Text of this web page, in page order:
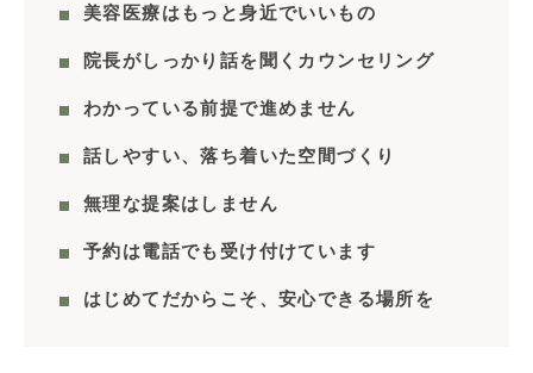
美容医療はもっと身近でいいもの
院長がしっかり話を聞くカウンセリング
わかっている前提で進めません
話しやすい、落ち着いた空間づくり
無理な提案はしません
予約は電話でも受け付けています
はじめてだからこそ、安心できる場所を